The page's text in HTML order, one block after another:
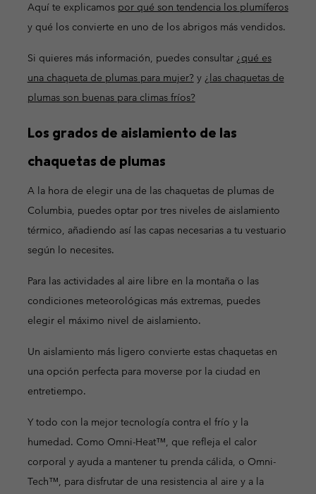
Aquí te explicamos por qué son tendencia los plumíferos
y qué los convierte en uno de los abrigos más vendidos.
Si quieres más información, puedes consultar ¿qué es
una chaqueta de plumas para mujer? y ¿las chaquetas de
plumas son buenas para climas fríos?
Los grados de aislamiento de las
chaquetas de plumas
A la hora de elegir una de las chaquetas de plumas de
Columbia, puedes optar por tres niveles de aislamiento
térmico, añadiendo así las capas necesarias a tu vestuario
según lo necesites.
Para las actividades al aire libre en la montaña o las
condiciones meteorológicas más extremas, puedes
elegir el máximo nivel de aislamiento.
Un aislamiento más ligero convierte estas chaquetas en
una opción perfecta para moverse por la ciudad en
entretiempo.
Y todo con la mejor tecnología contra el frío y la
humedad. Como Omni-Heat™, que refleja el calor
corporal y ayuda a mantener tu prenda cálida, o Omni-
Tech™, para disfrutar de una resistencia al aire y a la